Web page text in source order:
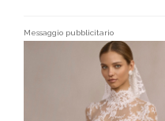
Messaggio pubblicitario